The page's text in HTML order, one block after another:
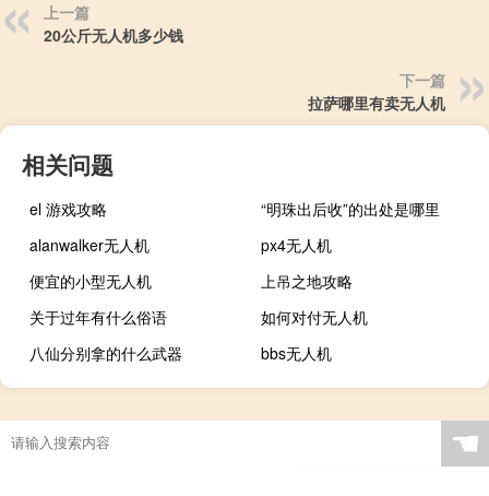
上一篇
20公斤无人机多少钱
下一篇
拉萨哪里有卖无人机
相关问题
el 游戏攻略
“明珠出后收”的出处是哪里
alanwalker无人机
px4无人机
便宜的小型无人机
上吊之地攻略
关于过年有什么俗语
如何对付无人机
八仙分别拿的什么武器
bbs无人机
☚